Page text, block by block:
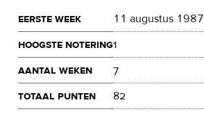
eerste week
11 augustus 1987
hoogste notering1
aantal weken
7
totaal punten
82